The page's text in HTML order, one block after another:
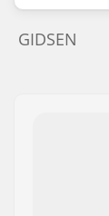
GIDSEN